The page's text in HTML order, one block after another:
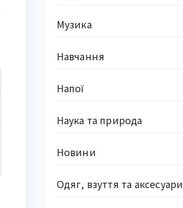
Музика
Навчання
Напої
Наука та природа
Новини
Одяг, взуття та аксесуари